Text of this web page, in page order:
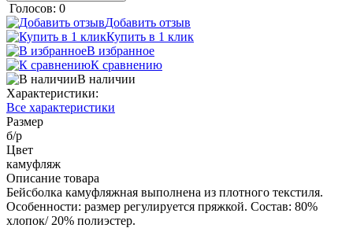
Голосов: 0
Добавить отзыв
Купить в 1 клик
В избранное
К сравнению
В наличии
Характеристики:
Все характеристики
Размер
б/р
Цвет
камуфляж
Описание товара
Бейсболка камуфляжная выполнена из плотного текстиля.
Особенности: размер регулируется пряжкой. Состав: 80%
хлопок/ 20% полиэстер.